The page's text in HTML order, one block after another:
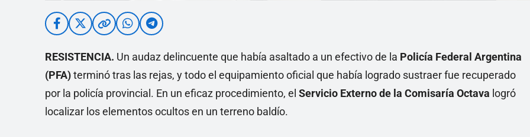
RESISTENCIA. Un audaz delincuente que había asaltado a un efectivo de la Policía Federal Argentina
(PFA)terminó tras las rejas, y todo el equipamiento oficial que había logrado sustraer fue recuperado
por la policía provincial. En un eficaz procedimiento, el Servicio Externo de la Comisaría Octava logró
localizar los elementos ocultos en un terreno baldío.